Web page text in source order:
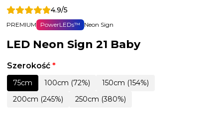
4.9/5
PREMIUM PowerLEDs™ Neon Sign
LED Neon Sign 21 Baby
Szerokość *
75cm 100cm (72%)
150cm (154%)
200cm (245%)
250cm (380%)